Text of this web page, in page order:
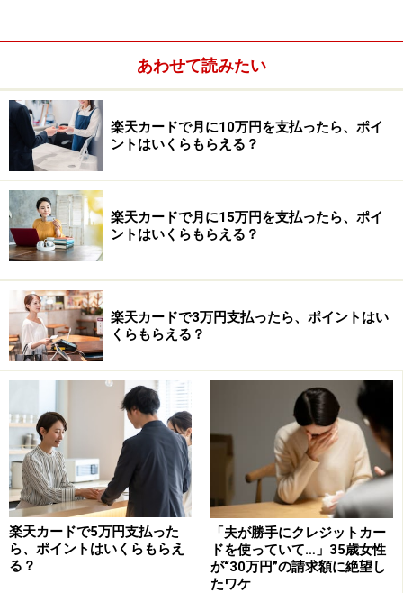
次のページでは、クレジットカードを使って上手にポイ
ントをためるコツをご紹介。
※記事内容は執筆時点のものです。最新の内容をご確認くださ
い。
本記事の内容は一般的な情報提供を目的としており、特定の金融
商品や投資行動を推奨するものではありません。
投資や資産運用に関する最終的なご判断はご自身の責任において
行ってください。
掲載情報の正確性・完全性については十分に配慮しております
が、その内容を保証するものではなく、これに基づく損失・損害
最新の情報や詳細については、必ず各金融機関やサービス提供者
の公式情報をご確認ください。
あわせて読みたい
楽天カードで月に10万円を支払ったら、ポイ
ントはいくらもらえる？
楽天カードで月に15万円を支払ったら、ポイ
ントはいくらもらえる？
楽天カードで3万円支払ったら、ポイントはい
くらもらえる？
楽天カードで5万円支払った
ら、ポイントはいくらもらえ
る？
「夫が勝手にクレジットカー
ドを使っていて…」35歳女性
が“30万円”の請求額に絶望し
たワケ